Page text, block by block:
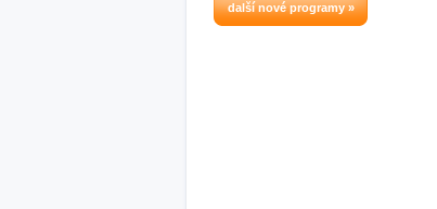
další nové programy »